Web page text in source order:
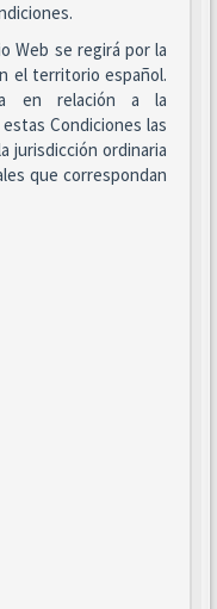
Web se regirá por la
el territorio español.
en relación a la
Condiciones las
jurisdicción ordinaria
que correspondan